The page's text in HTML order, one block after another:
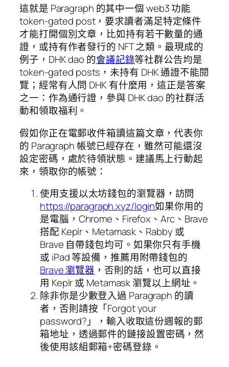
這就是 Paragraph 的其中一個 web3 功能
token-gated post，要求讀者滿足特定條件
才能打開個別文章，比如持有若干數量的通
證，或持有作者發行的 NFT 之類。最現成的
例子，DHK dao 的會議記錄等社群公告均是
token-gated posts，未持有 DHK 通證不能閱
覽；經常有人問 DHK 有什麼用，這正是答案
之一：作為通行證，參與 DHK dao 的社群活
動和領取福利。
假如你正在電郵收件箱讀這篇文章，代表你
的 Paragraph 帳號已經存在，雖然可能還沒
設定密碼，處於待領狀態。建議馬上行動起
來，領取你的帳號：
使用支援以太坊錢包的瀏覽器，訪問
https://paragraph.xyz/login如果你用的
是電腦，Chrome、Firefox、Arc、Brave
搭配 Keplr、Metamask、Rabby 或
Brave 自帶錢包均可。如果你只有手機
或 iPad 等設備，推薦用附帶錢包的
Brave 瀏覽器 ，否則的話，也可以直接
用 Keplr 或 Metamask 瀏覽以上網址。
除非你是少數登入過 Paragraph 的讀
者，否則請按「Forgot your
password?」，輸入收取這份週報的郵
箱地址，透過郵件的鏈接設置密碼，然
後使用該組郵箱+密碼登錄。